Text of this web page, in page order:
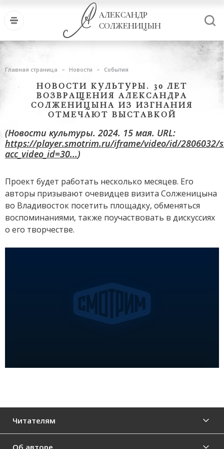
АЛЕКСАНДР
СОЛЖЕНИЦЫН
Главная страница Новости События
НОВОСТИ КУЛЬТУРЫ. 30 ЛЕТ
ВОЗВРАЩЕНИЯ АЛЕКСАНДРА
СОЛЖЕНИЦЫНА ИЗ ИЗГНАНИЯ
ОТМЕЧАЮТ ВЫСТАВКОЙ
(Новости культуры. 2024. 15 мая. URL:
https://player.smotrim.ru/iframe/video/id/
acc_video_id=30...)
Проект будет работать несколько месяцев. Его
авторы призывают очевидцев визита Солженицына
во Владивосток посетить площадку, обменяться
воспоминаниями, также поучаствовать в дискуссиях
о его творчестве.
Читателям
Об авторе